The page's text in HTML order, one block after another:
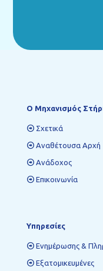
Ο Mηχανισμός
Σχετικά
Αναθέτουσα Αρχή
Ανάδοχος
Επικοινωνία
Υπηρεσίες
Ενημέρωσης &
Εξατομικευμένες